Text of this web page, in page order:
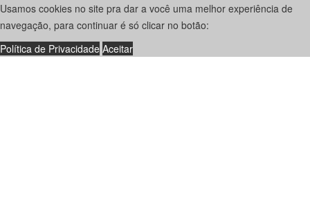
Usamos cookies no site pra dar a você uma melhor experiência de
navegação, para continuar é só clicar no botão:
Política de Privacidade Aceitar